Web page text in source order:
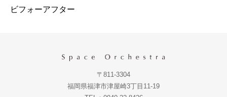
ビフォーアフター
〒811-3304
福岡県福津市津屋崎3丁目11-19